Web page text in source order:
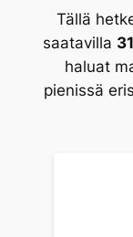
Tällä
saatavilla
haluat
pienissä